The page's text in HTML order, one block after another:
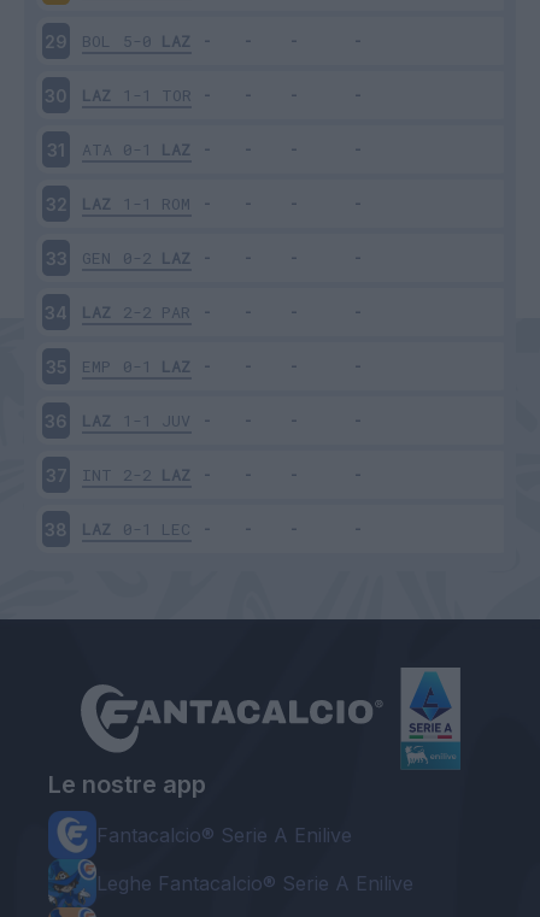
29 BOL 5-0 LAZ
30 LAZ 1-1 TOR
31 ATA 0-1 LAZ
32 LAZ 1-1 ROM
33 GEN 0-2 LAZ
34 LAZ 2-2 PAR
35 EMP 0-1 LAZ
36 LAZ 1-1 JUV
37 INT 2-2 LAZ
38 LAZ 0-1 LEC
Le nostre app
Fantacalcio® Serie A Enilive
Leghe Fantacalcio® Serie A Enilive